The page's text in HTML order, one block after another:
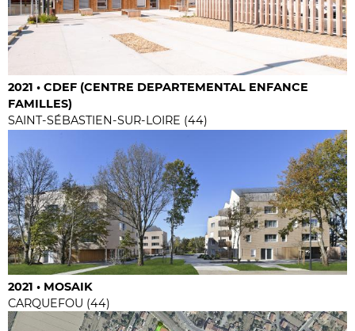
2021 • CDEF (CENTRE DEPARTEMENTAL ENFANCE
FAMILLES)
SAINT-SÉBASTIEN-SUR-LOIRE (44)
2021 • MOSAIK
CARQUEFOU (44)